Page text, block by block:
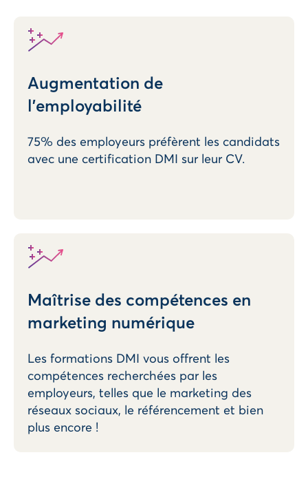
Augmentation de
l'employabilité
75% des employeurs préfèrent les candidats
avec une certification DMI sur leur CV.
Maîtrise des compétences en
marketing numérique
Les formations DMI vous offrent les
compétences recherchées par les
employeurs, telles que le marketing des
réseaux sociaux, le référencement et bien
plus encore !